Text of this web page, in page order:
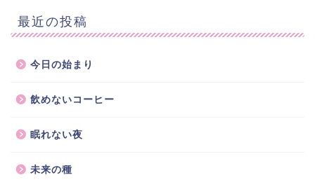
最近の投稿
今日の始まり
飲めないコーヒー
眠れない夜
未来の種